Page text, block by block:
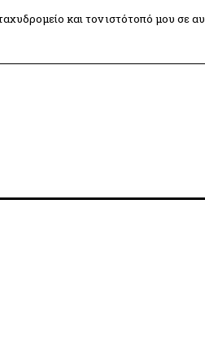
και τον ιστότοπό μου σε